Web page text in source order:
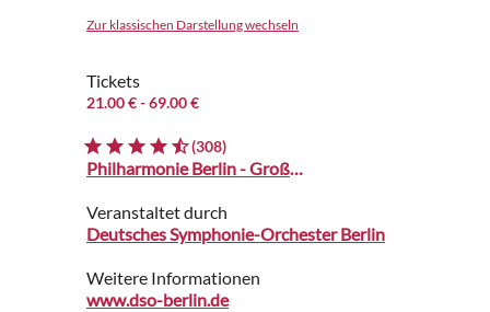
Zur klassischen Darstellung wechseln
Tickets
21.00 €- 69.00 €
(308)
Philharmonie Berlin - Großer Saal
Veranstaltet durch
Deutsches Symphonie-Orchester Berlin
Weitere Informationen
www.dso-berlin.de